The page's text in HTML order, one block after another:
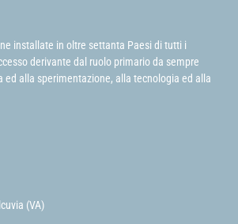
installate in oltre settanta Paesi di tutti i
derivante dal ruolo primario da sempre
ed alla sperimentazione, alla tecnologia ed alla
(VA)